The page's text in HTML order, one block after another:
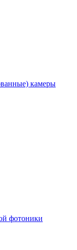
камеры
фотоники